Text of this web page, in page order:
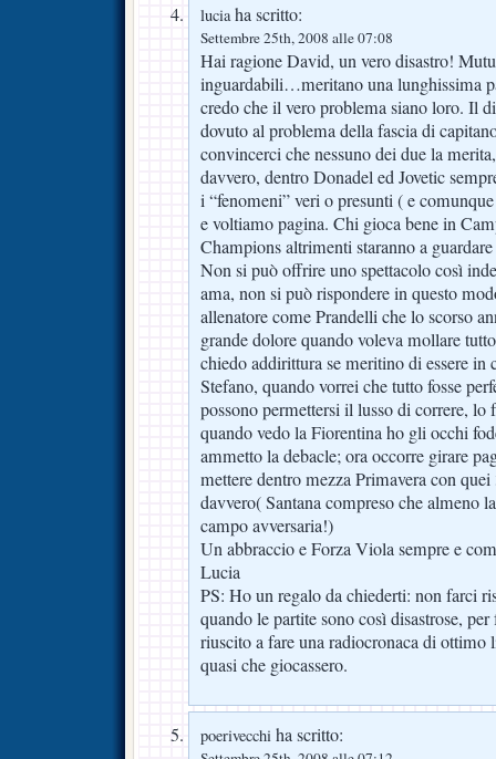
luciaha scritto:
Settembre 25th, 2008 alle 07:08
Hai ragione David, un vero disastro!
inguardabili…meritano una lunghissima
credo che il vero problema siano loro. Il
dovuto al problema della fascia di
convincerci che nessuno dei due la
davvero, dentro Donadel ed Jovetic
i “fenomeni” veri o presunti ( e
e voltiamo pagina. Chi gioca bene in
Champions altrimenti staranno a
Non si può offrire uno spettacolo così
ama, non si può rispondere in questo
allenatore come Prandelli che lo scorso
grande dolore quando voleva mollare
chiedo addirittura se meritino di essere in
Stefano, quando vorrei che tutto fosse
possono permettersi il lusso di correre, lo
quando vedo la Fiorentina ho gli occhi
ammetto la debacle; ora occorre girare
mettere dentro mezza Primavera con
davvero( Santana compreso che almeno
campo avversaria!)
Un abbraccio e Forza Viola sempre e
Lucia
PS: Ho un regalo da chiederti: non farci
quando le partite sono così disastrose,
riuscito a fare una radiocronaca di ottimo
quasi che giocassero.
poerivecchi ha scritto: